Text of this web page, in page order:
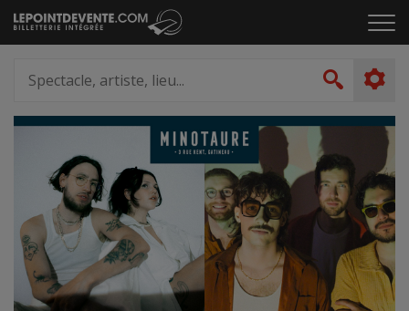
Passer
au
le
artiste,
lieu...